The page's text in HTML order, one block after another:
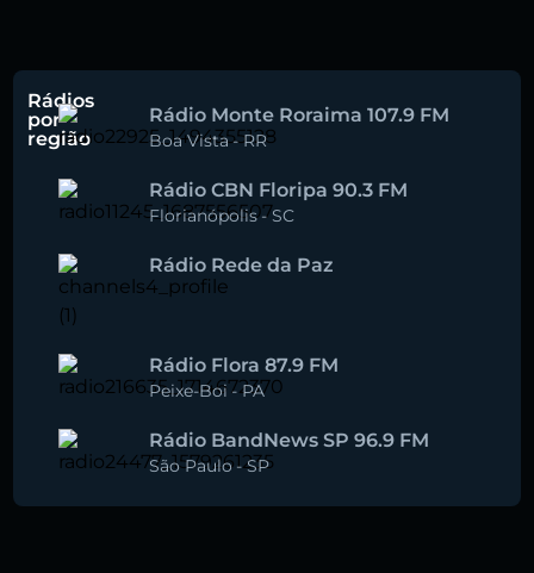
Rádios
por
região
Rádio Monte Roraima 107.9 FM
Boa Vista-RR
Rádio CBN Floripa 90.3 FM
Florianópolis-SC
Rádio Rede da Paz
Rádio Flora 87.9 FM
Peixe-Boi -PA
Rádio BandNews SP 96.9 FM
São Paulo -SP